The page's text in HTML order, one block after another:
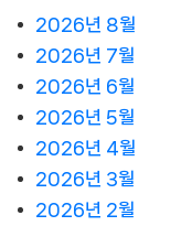
2026년 8월
2026년 7월
2026년 6월
2026년 5월
2026년 4월
2026년 3월
2026년 2월